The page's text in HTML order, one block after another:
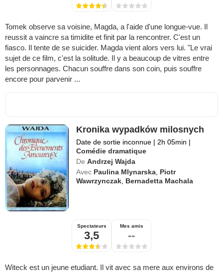
Tomek observe sa voisine, Magda, a l'aide d'une longue-vue. Il
reussit a vaincre sa timidite et finit par la rencontrer. C'est un
fiasco. Il tente de se suicider. Magda vient alors vers lui. "Le vrai
sujet de ce film, c'est la solitude. Il y a beaucoup de vitres entre
les personnages. Chacun souffre dans son coin, puis souffre
encore pour parvenir ...
Kronika wypadków milosnych
Date de sortie inconnue | 2h 05min |
Comédie dramatique
De Andrzej Wajda
Avec Paulina Mlynarska Piotr
Wawrzynczak Bernadetta Machala
Spectateurs
3,5
Mes amis
--
Witeck est un jeune etudiant. Il vit avec sa mere aux environs de